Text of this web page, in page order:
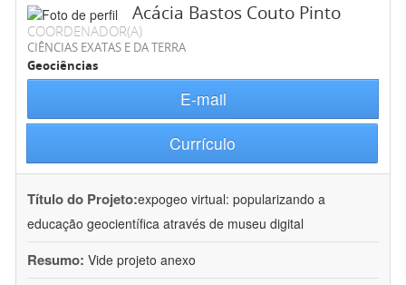
Acácia Bastos Couto Pinto
COORDENADOR(A)
CIÊNCIAS EXATAS E DA TERRA
Geociências
E-mail
Currículo
Título do Projeto:expogeo virtual: popularizando a
educação geocientífica através de museu digital
Resumo: Vide projeto anexo